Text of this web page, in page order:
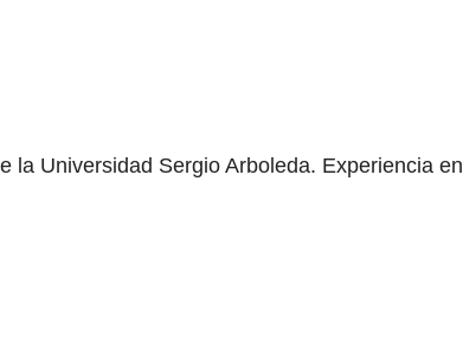
la Universidad Sergio Arboleda. Experiencia en